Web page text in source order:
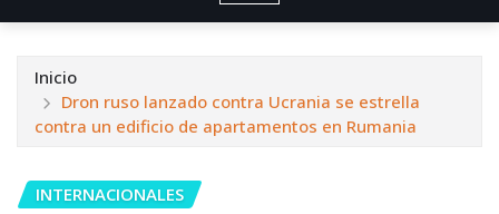
Inicio
Dron ruso lanzado contra Ucrania se estrella
contra un edificio de apartamentos en Rumania
INTERNACIONALES